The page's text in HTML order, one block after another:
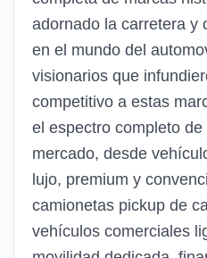
adornado la carretera y
en el mundo del
visionarios que
competitivo a estas
el espectro completo
mercado, desde
lujo, premium y
camionetas pickup de
vehículos comerciales